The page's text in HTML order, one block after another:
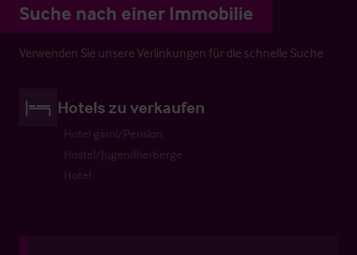
Suche nach einer Immobilie
Verwenden Sie unsere Verlinkungen für die schnelle Suche
Hotels zu verkaufen
Hotel garni/Pension
Hostel/Jugendherberge
Hotel